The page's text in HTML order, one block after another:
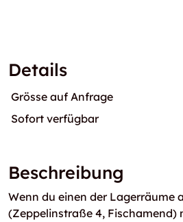
Details
Grösse auf Anfrage
Sofort verfügbar
Beschreibung
Wenn du einen der Lagerräume
(Zeppelinstraße 4, Fischamend)